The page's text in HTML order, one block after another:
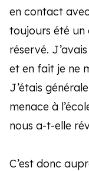
en contact
toujours été un
réservé.
et en fait je ne
J’étais
menace à
nous a-t-elle
C’est donc